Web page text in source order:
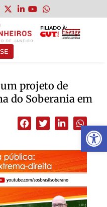
Abrir
FILIADO À:
projeto de
do Soberania em